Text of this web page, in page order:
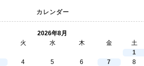
カレンダー
2026年8月
火 水 木 金
土
1
4 5 6 7
8